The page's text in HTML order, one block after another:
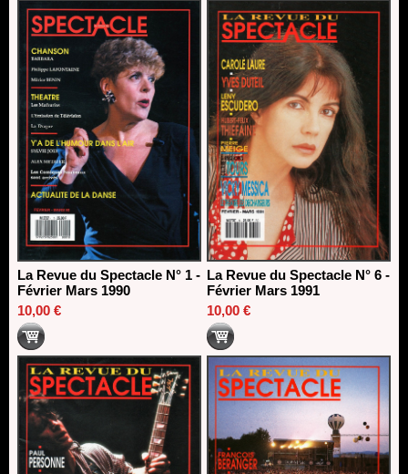
La Revue du Spectacle N° 1 -
Février Mars 1990
10,00 €
La Revue du Spectacle N° 6 -
Février Mars 1991
10,00 €